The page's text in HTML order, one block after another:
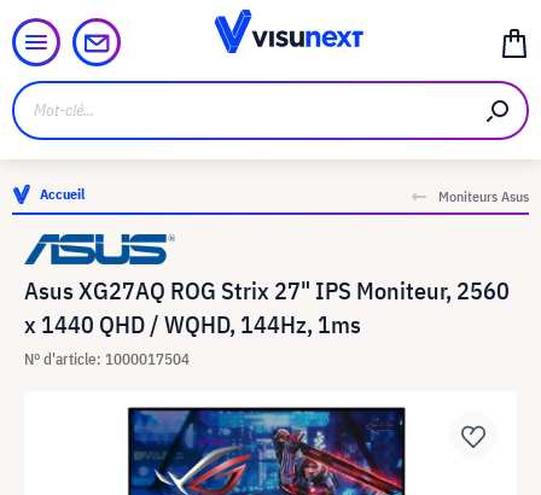
Accueil Moniteurs Asus
Asus XG27AQ ROG Strix 27" IPS Moniteur, 2560
x 1440 QHD / WQHD, 144Hz, 1ms
N° d'article: 1000017504